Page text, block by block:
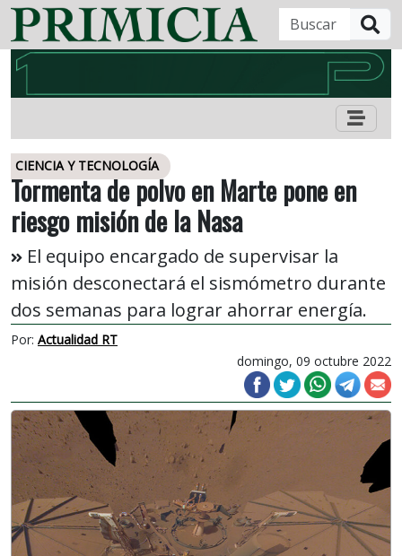
CIENCIA Y TECNOLOGÍA
Tormenta de polvo en Marte pone en
riesgo misión de la Nasa
El equipo encargado de supervisar la
misión desconectará el sismómetro durante
dos semanas para lograr ahorrar energía.
Por: Actualidad RT
domingo, 09 octubre 2022